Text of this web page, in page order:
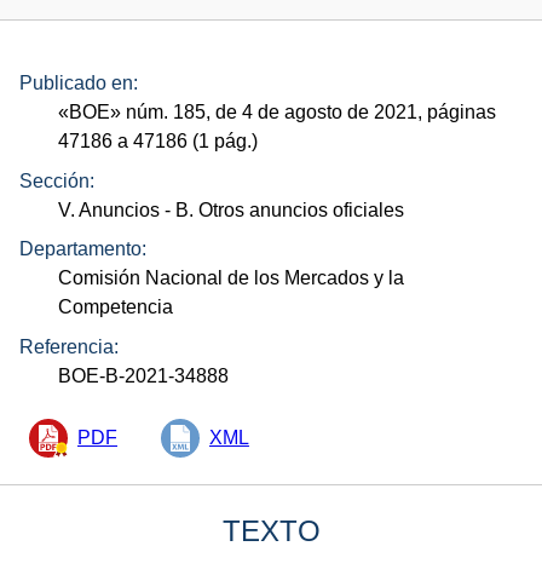
Publicado en:
«BOE» núm. 185, de 4 de agosto de 2021, páginas
47186 a 47186 (1 pág.)
Sección:
V. Anuncios - B. Otros anuncios oficiales
Departamento:
Comisión Nacional de los Mercados y la
Competencia
Referencia:
BOE-B-2021-34888
PDF XML
TEXTO